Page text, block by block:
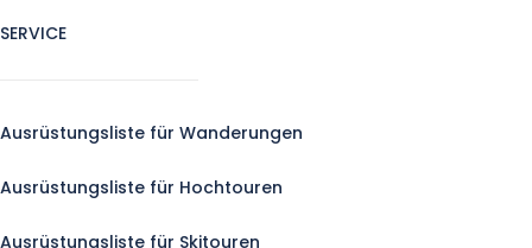
SERVICE
Ausrüstungsliste für Wanderungen
Ausrüstungsliste für Hochtouren
Ausrüstungsliste für Skitouren